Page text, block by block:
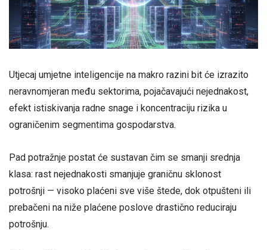
Utjecaj umjetne inteligencije na makro razini bit će izrazito
neravnomjeran među sektorima, pojačavajući nejednakost,
efekt istiskivanja radne snage i koncentraciju rizika u
ograničenim segmentima gospodarstva.
Pad potražnje postat će sustavan čim se smanji srednja
klasa: rast nejednakosti smanjuje graničnu sklonost
potrošnji — visoko plaćeni sve više štede, dok otpušteni ili
prebačeni na niže plaćene poslove drastično reduciraju
potrošnju.